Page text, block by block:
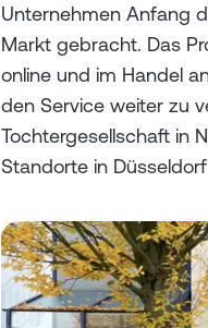
Unternehmen Anfang
Markt gebracht. Das
online und im Handel
den Service weiter zu
Tochtergesellschaft in
Standorte in